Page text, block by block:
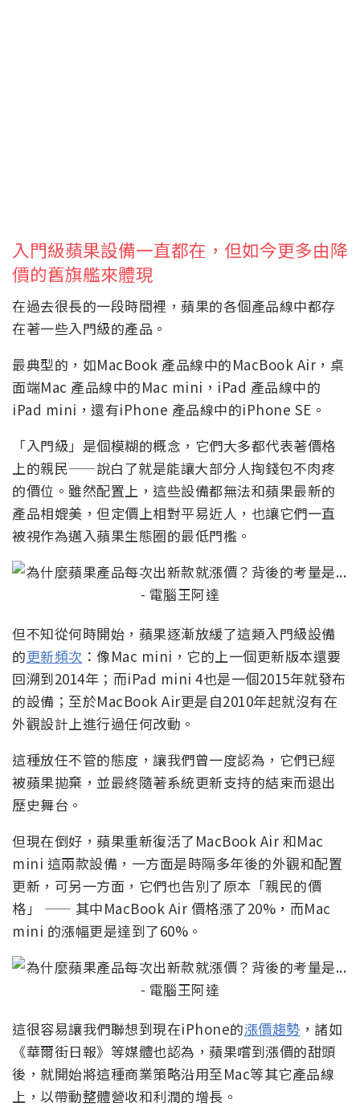
入門級蘋果設備一直都在，但如今更多由降
價的舊旗艦來體現
在過去很長的一段時間裡，蘋果的各個產品線中都存
在著一些入門級的產品。
最典型的，如MacBook 產品線中的MacBook Air，桌
面端Mac 產品線中的Mac mini，iPad 產品線中的
iPad mini，還有iPhone 產品線中的iPhone SE。
「入門級」是個模糊的概念，它們大多都代表著價格
上的親民——說白了就是能讓大部分人掏錢包不肉疼
的價位。雖然配置上，這些設備都無法和蘋果最新的
產品相媲美，但定價上相對平易近人，也讓它們一直
被視作為邁入蘋果生態圈的最低門檻。
但不知從何時開始，蘋果逐漸放緩了這類入門級設備
的更新頻次 ：像Mac mini，它的上一個更新版本還要
回溯到2014年；而iPad mini 4也是一個2015年就發布
的設備；至於MacBook Air更是自2010年起就沒有在
外觀設計上進行過任何改動。
這種放任不管的態度，讓我們曾一度認為，它們已經
被蘋果拋棄，並最終隨著系統更新支持的結束而退出
歷史舞台。
但現在倒好，蘋果重新復活了MacBook Air 和Mac
mini 這兩款設備，一方面是時隔多年後的外觀和配置
更新，可另一方面，它們也告別了原本「親民的價
格」 —— 其中MacBook Air 價格漲了20%，而Mac
mini 的漲幅更是達到了60%。
這很容易讓我們聯想到現在iPhone的漲價趨勢 ，諸如
《華爾街日報》等媒體也認為，蘋果嚐到漲價的甜頭
後，就開始將這種商業策略沿用至Mac等其它產品線
上，以帶動整體營收和利潤的增長。